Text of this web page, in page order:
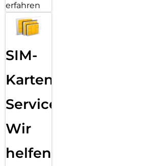
erfahren
SIM-
Karten
Service:
Wir
helfen